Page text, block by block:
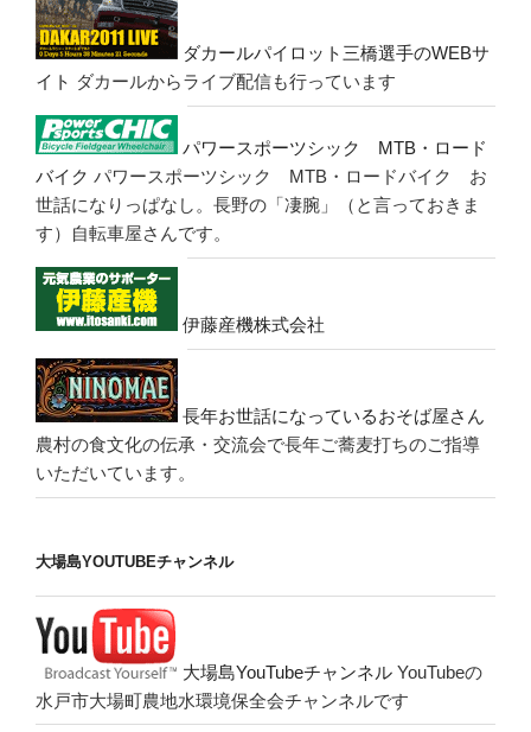
ダカールパイロット三橋選手のWEBサ
イト ダカールからライブ配信も行っています
パワースポーツシック MTB・ロード
バイク パワースポーツシック MTB・ロードバイク お
世話になりっぱなし。長野の「凄腕」（と言っておきま
す）自転車屋さんです。
伊藤産機株式会社
長年お世話になっているおそば屋さん
農村の食文化の伝承・交流会で長年ご蕎麦打ちのご指導
いただいています。
大場島YOUTUBEチャンネル
大場島YouTubeチャンネル YouTubeの
水戸市大場町農地水環境保全会チャンネルです